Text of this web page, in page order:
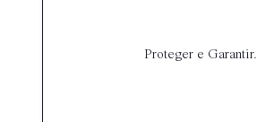
Proteger e Garantir.